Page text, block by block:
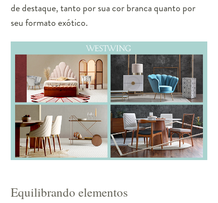
de destaque, tanto por sua cor branca quanto por
seu formato exótico.
Equilibrando elementos